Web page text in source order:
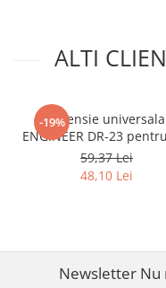
ALTI
-19%
Extensie universala
ENGINEER DR-23
standard si extractori
suruburi 150 mm
59,37 Lei
48,10 Lei
Newsletter Nu